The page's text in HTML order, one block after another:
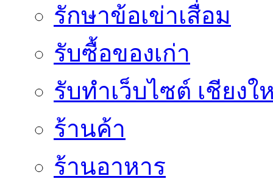
รักษาข้อเข่าเสื่อม
รับซื้อของเก่า
รับทำเว็บไซต์ เชียงใ
ร้านค้า
ร้านอาหาร